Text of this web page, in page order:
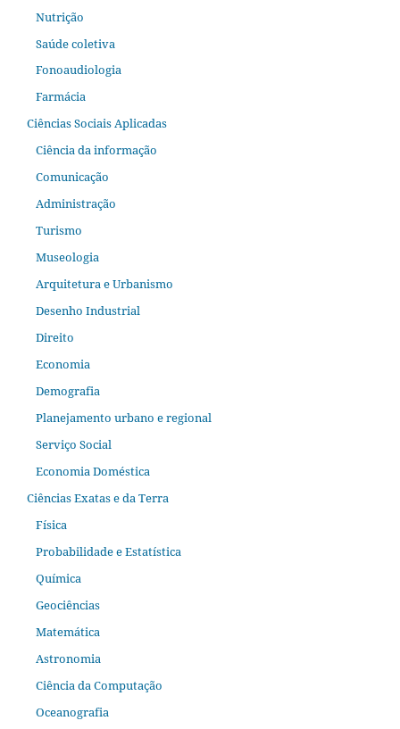
Nutrição
Saúde coletiva
Fonoaudiologia
Farmácia
Ciências Sociais Aplicadas
Ciência da informação
Comunicação
Administração
Turismo
Museologia
Arquitetura e Urbanismo
Desenho Industrial
Direito
Economia
Demografia
Planejamento urbano e regional
Serviço Social
Economia Doméstica
Ciências Exatas e da Terra
Física
Probabilidade e Estatística
Química
Geociências
Matemática
Astronomia
Ciência da Computação
Oceanografia